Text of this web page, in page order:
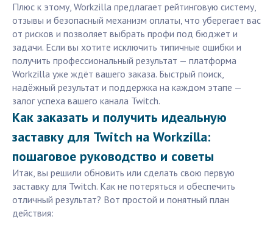
Плюс к этому, Workzilla предлагает рейтинговую систему,
отзывы и безопасный механизм оплаты, что уберегает вас
от рисков и позволяет выбрать профи под бюджет и
задачи. Если вы хотите исключить типичные ошибки и
получить профессиональный результат — платформа
Workzilla уже ждёт вашего заказа. Быстрый поиск,
надёжный результат и поддержка на каждом этапе —
залог успеха вашего канала Twitch.
Как заказать и получить идеальную
заставку для Twitch на Workzilla:
пошаговое руководство и советы
Итак, вы решили обновить или сделать свою первую
заставку для Twitch. Как не потеряться и обеспечить
отличный результат? Вот простой и понятный план
действия: